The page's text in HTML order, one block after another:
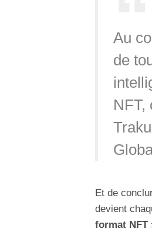
Au
de
NFT,
Et de
devient
format NFT